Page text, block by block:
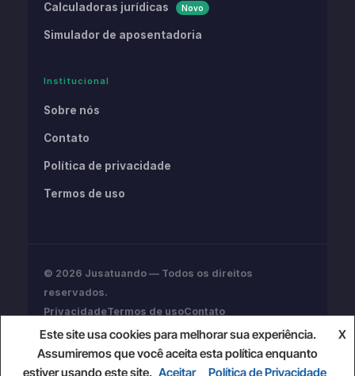
Calculadoras jurídicas Novo
Simulador de aposentadoria
Institucional
Sobre nós
Contato
Política de privacidade
Termos de uso
© 2026 Jusatuando — Todos os direitos
reservados.
PrivacidadeTermos de usoContato
Conteúdo informativo. Não substitui assessoria
jurídica profissional.
Este site usa cookies para melhorar sua experiência.
Assumiremos que você aceita esta política enquanto
estiver usando este site.
X
Aceitar Política de Privacidade